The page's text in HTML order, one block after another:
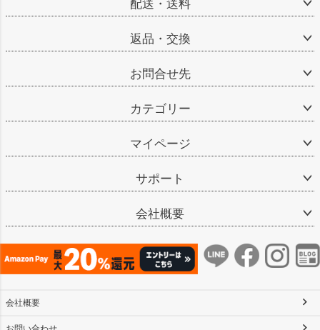
配送・送料
返品・交換
お問合せ先
カテゴリー
マイページ
サポート
会社概要
会社概要